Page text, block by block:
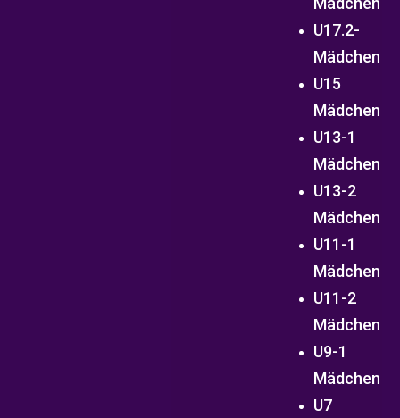
U17.2-
Mädchen
U15
Mädchen
U13-1
Mädchen
U13-2
Mädchen
U11-1
Mädchen
U11-2
Mädchen
U9-1
Mädchen
U7